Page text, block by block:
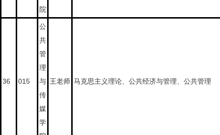
院
36 015
公
共
管
理
与
传
媒
学
王老师 马克思主义理论、公共经济与管理、公共管理